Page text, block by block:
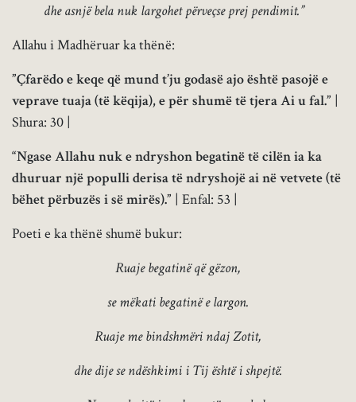
dhe asnjë bela nuk largohet përveçse prej pendimit.”
Allahu i Madhëruar ka thënë:
”Çfarëdo e keqe që mund t’ju godasë ajo është pasojë e
veprave tuaja (të këqija), e për shumë të tjera Ai u fal.” |
Shura: 30 |
“Ngase Allahu nuk e ndryshon begatinë të cilën ia ka
dhuruar një populli derisa të ndryshojë ai në vetvete (të
bëhet përbuzës i së mirës).” | Enfal: 53 |
Poeti e ka thënë shumë bukur:
Ruaje begatinë që gëzon,
se mëkati begatinë e largon.
Ruaje me bindshmëri ndaj Zotit,
dhe dije se ndëshkimi i Tij është i shpejtë.